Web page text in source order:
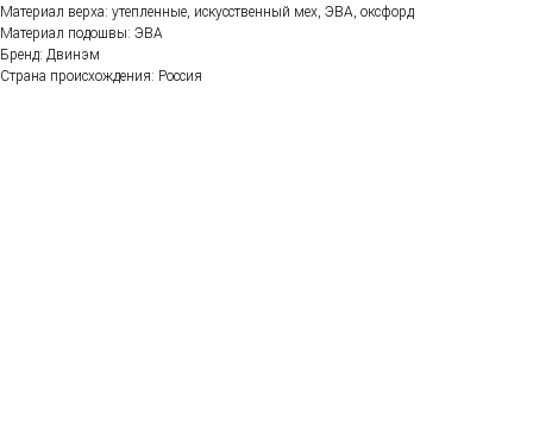
Материал верха: утепленные, искусственный мех, ЭВА, оксфорд
Материал подошвы: ЭВА
Бренд: Двинэм
Страна происхождения: Россия